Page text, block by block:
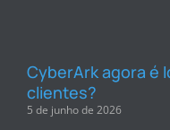
CyberArk agora é
clientes?
5 de junho de 2026